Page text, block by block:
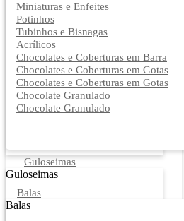
Miniaturas e Enfeites
Potinhos
Tubinhos e Bisnagas
Acrílicos
Chocolates e Coberturas em Barra
Chocolates e Coberturas em Gotas
Chocolates e Coberturas em Gotas
Chocolate Granulado
Chocolate Granulado
Guloseimas
Guloseimas
Balas
Balas